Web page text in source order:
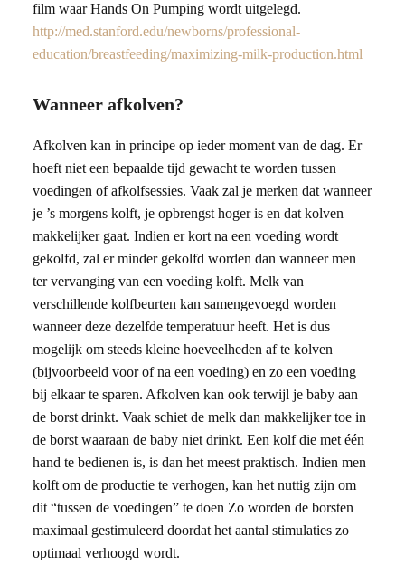
film waar Hands On Pumping wordt uitgelegd.
http://med.stanford.edu/newborns/professional-
education/breastfeeding/maximizing-milk-production.html
Wanneer afkolven?
Afkolven kan in principe op ieder moment van de dag. Er
hoeft niet een bepaalde tijd gewacht te worden tussen
voedingen of afkolfsessies. Vaak zal je merken dat wanneer
je ’s morgens kolft, je opbrengst hoger is en dat kolven
makkelijker gaat. Indien er kort na een voeding wordt
gekolfd, zal er minder gekolfd worden dan wanneer men
ter vervanging van een voeding kolft. Melk van
verschillende kolfbeurten kan samengevoegd worden
wanneer deze dezelfde temperatuur heeft. Het is dus
mogelijk om steeds kleine hoeveelheden af te kolven
(bijvoorbeeld voor of na een voeding) en zo een voeding
bij elkaar te sparen. Afkolven kan ook terwijl je baby aan
de borst drinkt. Vaak schiet de melk dan makkelijker toe in
de borst waaraan de baby niet drinkt. Een kolf die met één
hand te bedienen is, is dan het meest praktisch. Indien men
kolft om de productie te verhogen, kan het nuttig zijn om
dit “tussen de voedingen” te doen Zo worden de borsten
maximaal gestimuleerd doordat het aantal stimulaties zo
optimaal verhoogd wordt.